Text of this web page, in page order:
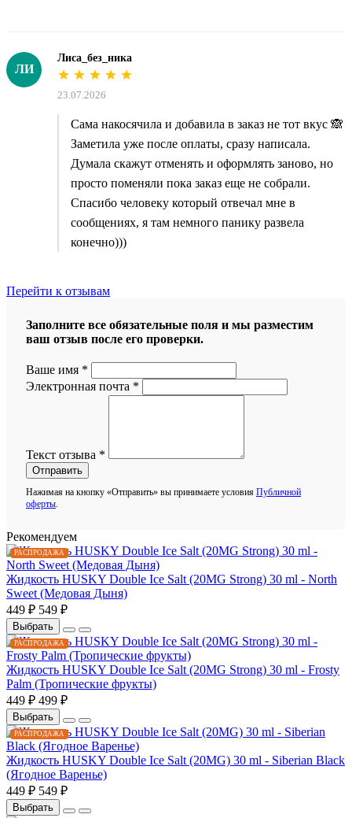
ЛИ
Лиса_без_ника
23.07.2026
Сама накосячила и добавила в заказ не тот вкус 🙈
Заметила уже после оплаты, сразу написала.
Думала скажут отменять и оформлять заново, но
просто поменяли пока заказ еще не собрали.
Спасибо человеку который отвечал мне в
сообщениях, я там немного панику развела
конечно)))
Перейти к отзывам
Заполните все обязательные поля и мы разместим
ваш отзыв после его проверки.
Ваше имя *
Электронная почта *
Текст отзыва *
Отправить
Нажимая на кнопку «Отправить» вы принимаете условия Публичной
оферты.
Рекомендуем
РАСПРОДАЖА
Жидкость HUSKY Double Ice Salt (20MG Strong) 30 ml - North
Sweet (Медовая Дыня)
449 ₽ 549 ₽
Выбрать
РАСПРОДАЖА
Жидкость HUSKY Double Ice Salt (20MG Strong) 30 ml - Frosty
Palm (Тропические фрукты)
449 ₽ 499 ₽
Выбрать
РАСПРОДАЖА
Жидкость HUSKY Double Ice Salt (20MG) 30 ml - Siberian Black
(Ягодное Варенье)
449 ₽ 549 ₽
Выбрать